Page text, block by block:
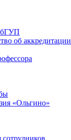
об аккредитации
«Ольгино»